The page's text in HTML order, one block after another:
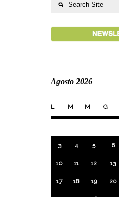
Agosto 2026
L M M G
3 4 5 6
10 11 12 13
17 18 19 20